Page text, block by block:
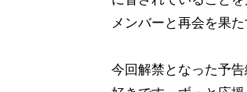
メンバーと再会を果た
今回解禁となった予